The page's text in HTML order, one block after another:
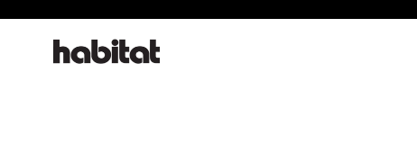
habitat online